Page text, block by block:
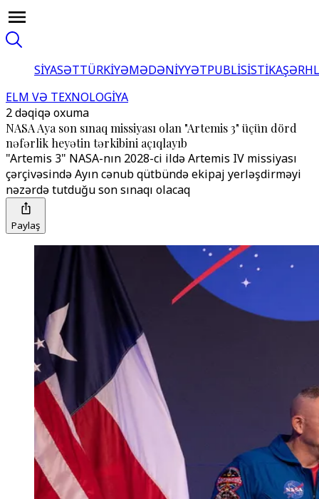
SİYASƏTTÜRKİYƏMƏDƏNİYYƏTPUBLİSİSTİKA
ELM VƏ TEXNOLOGİYA
2 dəqiqə oxuma
NASA Aya son sınaq missiyası olan "Artemis 3" üçün dörd
nəfərlik heyətin tərkibini açıqlayıb
"Artemis 3" NASA-nın 2028-ci ildə Artemis IV missiyası
çərçivəsində Ayın cənub qütbündə ekipaj yerləşdirməyi
nəzərdə tutduğu son sınaqı olacaq
Paylaş